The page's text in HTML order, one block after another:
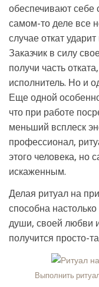
обеспечивают себе
самом-то деле все
случае откат
Заказчик в силу
получи часть
исполнитель. Но и
Еще одной
что при работе
меньший всплеск
профессионал,
этого человека, но
искаженным.
Делая ритуал на
способна
души, своей любви
получится просто-
Выполнить